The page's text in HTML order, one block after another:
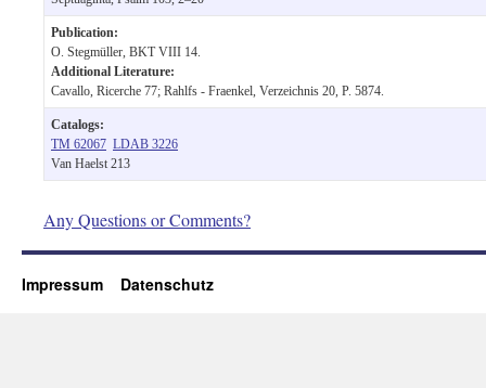
Publication:
O. Stegmüller, BKT VIII 14.
Additional Literature:
Cavallo, Ricerche 77; Rahlfs - Fraenkel, Verzeichnis 20, P. 5874.
Catalogs:
TM 62067 LDAB 3226
Van Haelst 213
Any Questions or Comments?
Impressum Datenschutz